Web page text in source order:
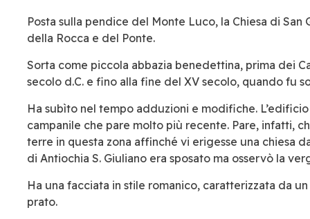
Posta sulla pendice del Monte Luco, la Chiesa di
della Rocca e del Ponte.
Sorta come piccola abbazia benedettina, prima dei
secolo d.C. e fino alla fine del XV secolo, quando fu
Ha subìto nel tempo adduzioni e modifiche.
campanile che pare molto più recente. Pare, infatti,
terre in questa zona affinché vi erigesse una chiesa
di Antiochia S. Giuliano era sposato ma osservò la
Ha una facciata in stile romanico, caratterizzata da
prato.